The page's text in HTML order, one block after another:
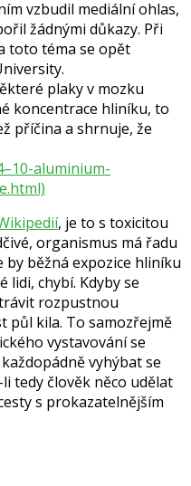
vzbudil mediální ohlas,
žádnými důkazy. Při
toto téma se opět
plaky v mozku
koncentrace hliníku, to
příčina a shrnuje, že
aluminium-
, je to s toxicitou
organismus má řadu
by běžná expozice hliníku
lidi, chybí. Kdyby se
rozpustnou
půl kila. To samozřejmě
vystavování se
vyhýbat se
tedy člověk něco udělat
s prokazatelnějším